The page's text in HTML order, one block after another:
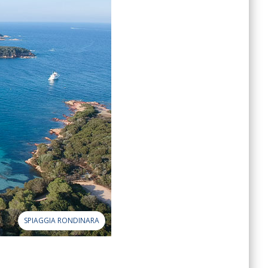
SPIAGGIA RONDINARA